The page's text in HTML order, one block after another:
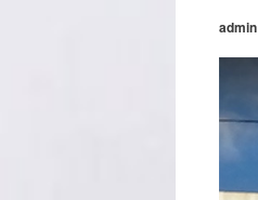
admin